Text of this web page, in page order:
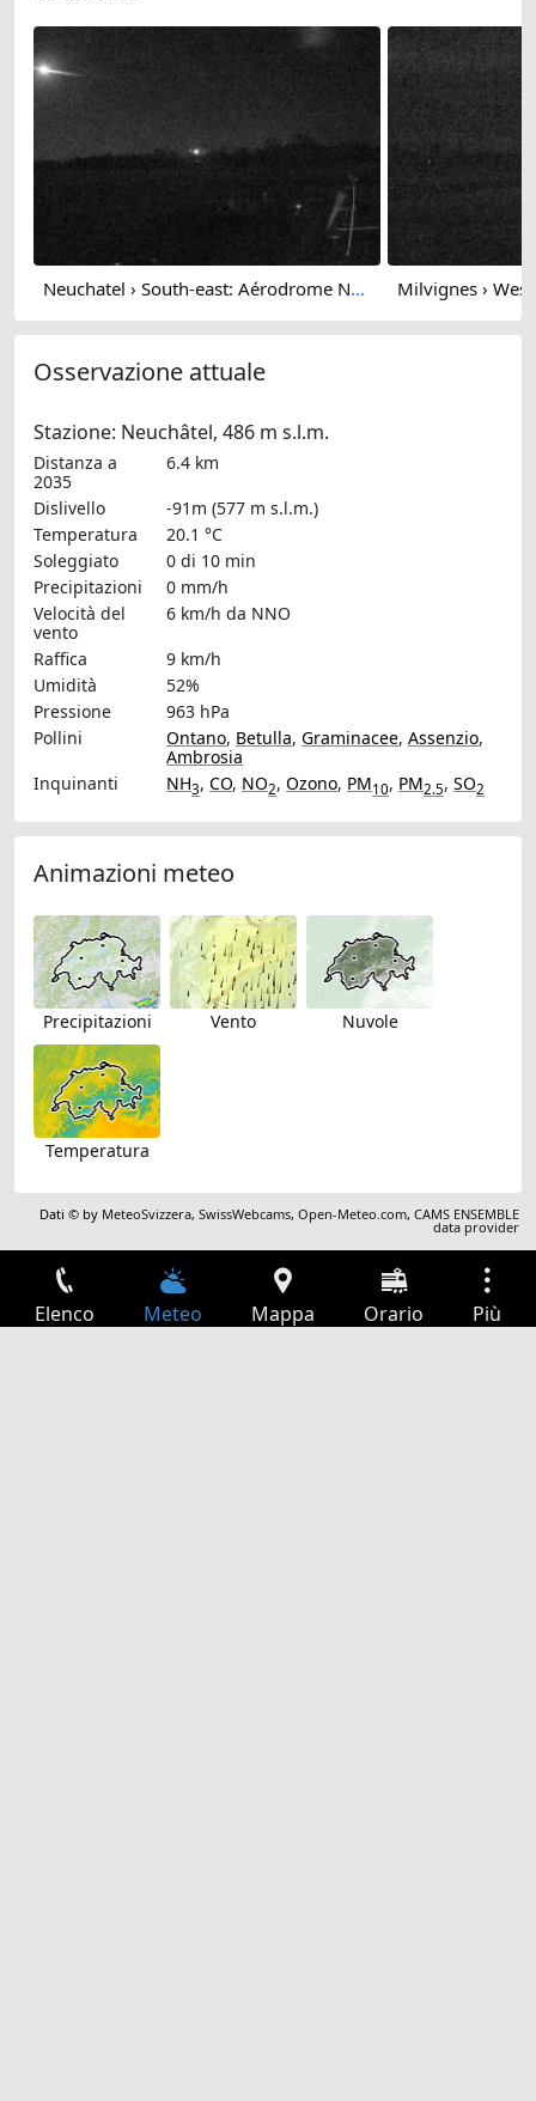
Neuchatel › South-east: Aérodrome Neuchâtel
Osservazione attuale
Stazione: Neuchâtel, 486 m s.l.m.
Distanza a
2035
6.4 km
Dislivello
-91m (577 m s.l.m.)
Temperatura
20.1 °C
Soleggiato
0 di 10 min
Precipitazioni
0 mm/h
Velocità del
vento
6 km/h da NNO
Raffica
9 km/h
Umidità
52%
Pressione
963 hPa
Pollini
Ontano, Betulla, Graminacee, Assenzio,
Ambrosia
Inquinanti
NH3, CO, NO2, Ozono, PM10, PM2.5, SO2
Animazioni meteo
Precipitazioni Vento Nuvole
Temperatura
Dati © by MeteoSvizzera,SwissWebcams,Open-Meteo.com,CAMS ENSEMBLE
data provider
Elenco Meteo Mappa Orario Più